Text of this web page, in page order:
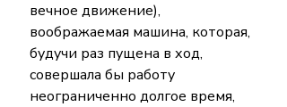
вечное движение),
воображаемая машина, которая,
будучи раз пущена в ход,
совершала бы работу
неограниченно долгое время,